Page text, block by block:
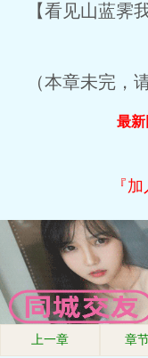
【看见山蓝霁
（本章未完，
最新
『
上一章 章